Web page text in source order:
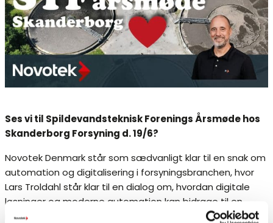
Ses vi til Spildevandsteknisk Forenings Årsmøde hos
Skanderborg Forsyning d. 19/6?
Novotek Denmark står som sædvanligt klar til en snak om
automation og digitalisering i forsyningsbranchen, hvor
Lars Troldahl står klar til en dialog om, hvordan digitale
løsninger og moderne automation kan bidrage til en
mere effektiv og robust drift.